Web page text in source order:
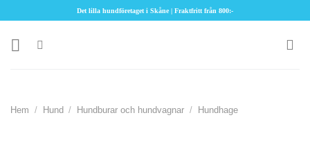
content
Det lilla hundföretaget i Skåne | Fraktfritt från 800:-
Hem / Hund / Hundburar och hundvagnar / Hundhage